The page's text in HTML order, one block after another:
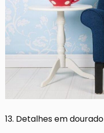
13. Detalhes em dourado